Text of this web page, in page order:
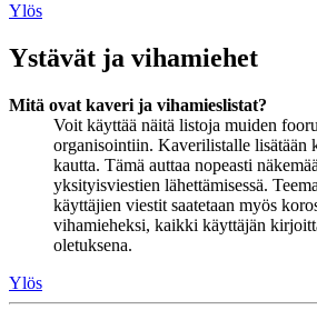
Ylös
Ystävät ja vihamiehet
Mitä ovat kaveri ja vihamieslistat?
Voit käyttää näitä listoja muiden
organisointiin. Kaverilistalle lisätään
kautta. Tämä auttaa nopeasti
yksityisviestien lähettämisessä.
käyttäjien viestit saatetaan myös
vihamieheksi, kaikki käyttäjän
oletuksena.
Ylös